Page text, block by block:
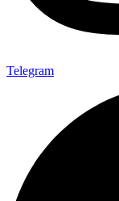
Telegram